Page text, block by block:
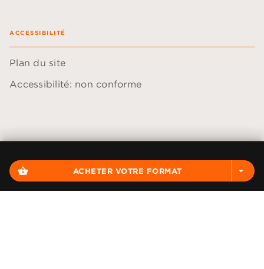
shopping_basket ACHETER VOTRE FORMAT arrow_drop_down
ACCESSIBILITÉ
Plan du site
Accessibilité: non conforme
Données personnelles
Paramétrer vos cookies
Mentions légales
Conditions générales d'utilisation